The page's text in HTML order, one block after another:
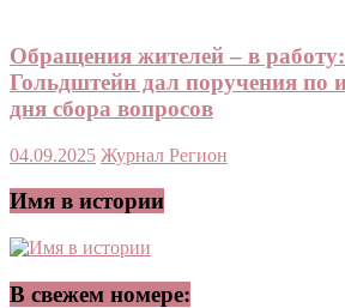
Обращения жителей – в
Гольдштейн дал поручения по
дня сбора вопросов
04.09.2025 Журнал Регион
Имя в истории
В свежем номере: